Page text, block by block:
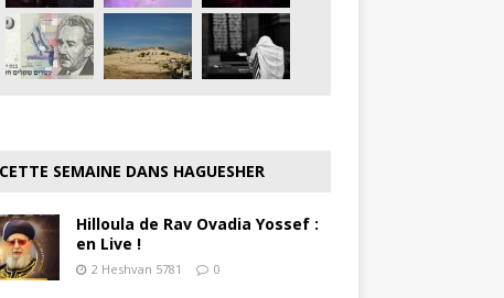
CETTE SEMAINE DANS HAGUESHER
Hilloula de Rav Ovadia Yossef :
en Live !
2 Heshvan 5781 0